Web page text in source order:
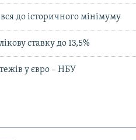
до історичного мінімуму
ставку до 13,5%
у євро – НБУ